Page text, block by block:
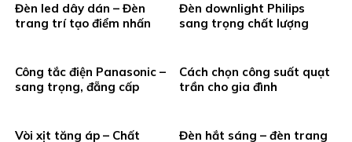
Đèn led dây dán – Đèn
trang trí tạo điểm nhấn
Đèn downlight Philips
sang trọng chất lượng
Công tắc điện Panasonic –
sang trọng, đẵng cấp
Cách chọn công suất quạt
trần cho gia đình
Vòi xịt tăng áp – Chất
Đèn hắt sáng – đèn trang